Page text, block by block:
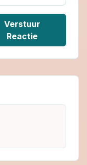
Verstuur
Reactie